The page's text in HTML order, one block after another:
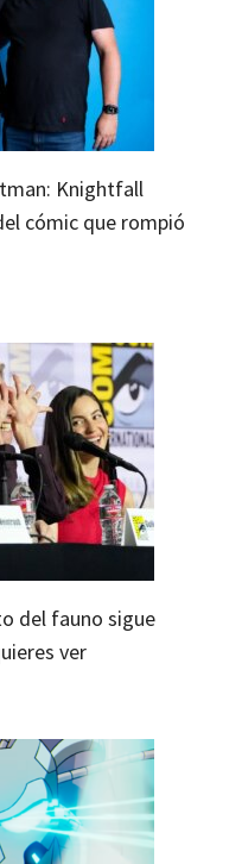
Knightfall
cómic que rompió
del fauno sigue
ver